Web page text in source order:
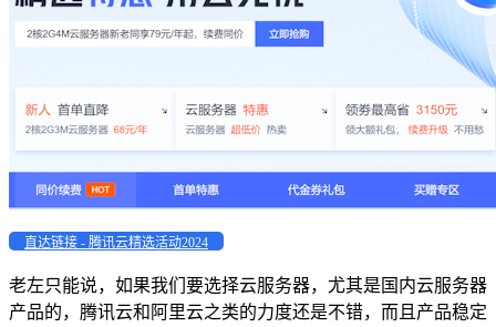
直达链接 - 腾讯云精选活动2024
老左只能说，如果我们要选择云服务器，尤其是国内云服务器
产品的，腾讯云和阿里云之类的力度还是不错，而且产品稳定